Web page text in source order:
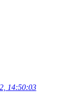
14:50:03